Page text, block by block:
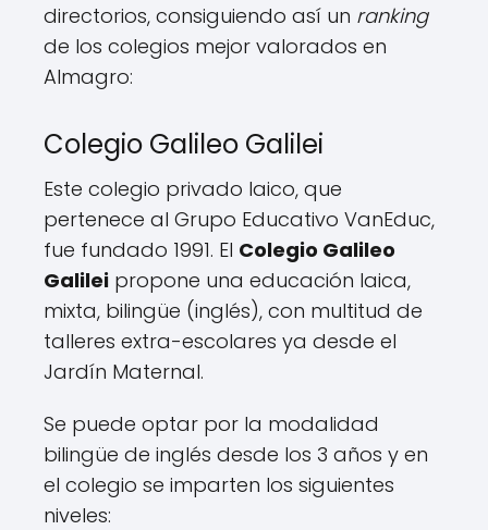
directorios, consiguiendo así un ranking
de los colegios mejor valorados en
Almagro:
Colegio Galileo Galilei
Este colegio privado laico, que
pertenece al Grupo Educativo VanEduc,
fue fundado 1991. El Colegio Galileo
Galilei propone una educación laica,
mixta, bilingüe (inglés), con multitud de
talleres extra-escolares ya desde el
Jardín Maternal.
Se puede optar por la modalidad
bilingüe de inglés desde los 3 años y en
el colegio se imparten los siguientes
niveles: